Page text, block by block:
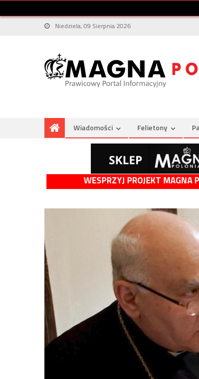
Niedziela, 09 Sierpnia 2026
Wiadomości Felietony
WESPRZYJ PROJEKT MAGNA